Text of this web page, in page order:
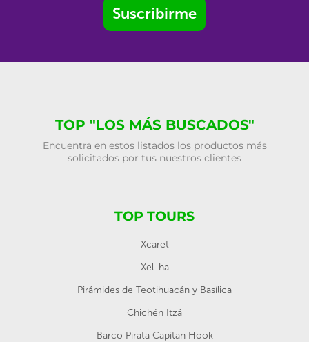
Suscribirme
TOP "LOS MÁS BUSCADOS"
Encuentra en estos listados los productos más
solicitados por tus nuestros clientes
TOP TOURS
Xcaret
Xel-ha
Pirámides de Teotihuacán y Basílica
Chichén Itzá
Barco Pirata Capitan Hook